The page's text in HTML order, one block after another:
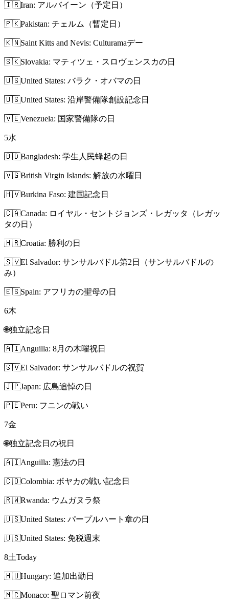
🇮🇷Iran: アルバイーン（予定日）
🇵🇰Pakistan: チェルム（暫定日）
🇰🇳Saint Kitts and Nevis: Culturamaデー
🇸🇰Slovakia: マティツェ・スロヴェンスカの日
🇺🇸United States: バラク・オバマの日
🇺🇸United States: 沿岸警備隊創設記念日
🇻🇪Venezuela: 国家警備隊の日
5水
🇧🇩Bangladesh: 学生人民蜂起の日
🇻🇬British Virgin Islands: 解放の水曜日
🇭🇻Burkina Faso: 建国記念日
🇨🇦Canada: ロイヤル・セントジョンズ・レガッタ（レガッ
タの日）
🇭🇷Croatia: 勝利の日
🇸🇻El Salvador: サンサルバドル第2日（サンサルバドルの
み）
🇪🇸Spain: アフリカの聖母の日
6木
🌐独立記念日
🇦🇮Anguilla: 8月の木曜祝日
🇸🇻El Salvador: サンサルバドルの祝賀
🇯🇵Japan: 広島追悼の日
🇵🇪Peru: フニンの戦い
7金
🌐独立記念日の祝日
🇦🇮Anguilla: 憲法の日
🇨🇴Colombia: ボヤカの戦い記念日
🇷🇼Rwanda: ウムガヌラ祭
🇺🇸United States: パープルハート章の日
🇺🇸United States: 免税週末
8土Today
🇭🇺Hungary: 追加出勤日
🇲🇨Monaco: 聖ロマン前夜